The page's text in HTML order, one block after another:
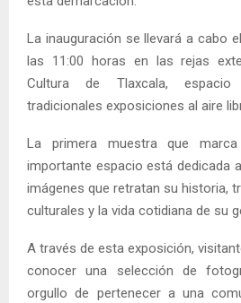
La inauguración se llevará a cabo
las 11:00 horas en las rejas
Cultura de Tlaxcala,
tradicionales exposiciones al aire
La primera muestra que
importante espacio está dedicada
imágenes que retratan su historia,
culturales y la vida cotidiana de su
A través de esta exposición,
conocer una selección de
orgullo de pertenecer a una